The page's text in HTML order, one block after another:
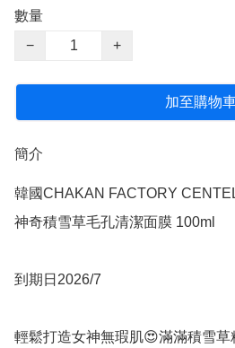
數量
−
+
加至購物
簡介
韓國CHAKAN FACTORY
神奇積雪草毛孔清潔面膜 100ml
到期日2026/7
輕鬆打造女神無瑕肌😍滿滿積雪草